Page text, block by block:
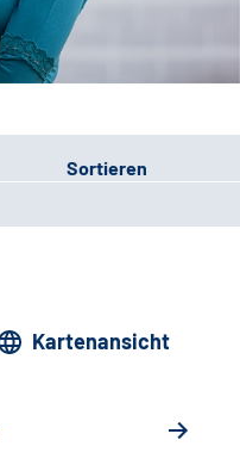
Sortieren
Kartenansicht